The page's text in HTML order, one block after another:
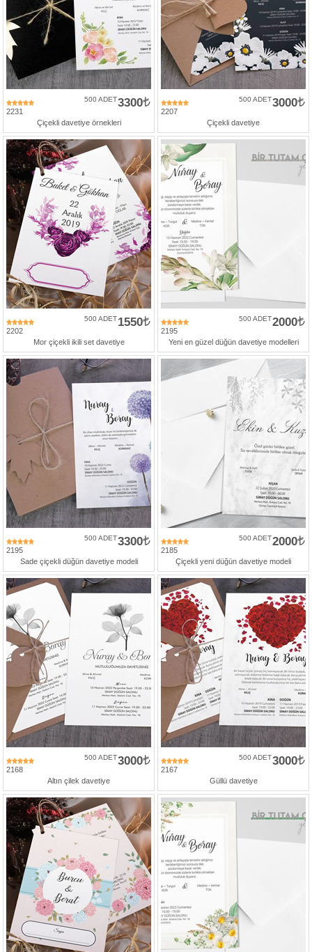
2231
3300
500 ADET
Çiçekli davetiye örnekleri
2207
3000
500 ADET
Çiçekli davetiye
2202
1550
500 ADET
Mor çiçekli ikili set davetiye
2195
2000
500 ADET
Yeni en güzel düğün davetiye modelleri
2195
3300
500 ADET
Sade çiçekli düğün davetiye modeli
2185
2000
500 ADET
Çiçekli yeni düğün davetiye modeli
2168
3000
500 ADET
Altın çilek davetiye
2167
3000
500 ADET
Güllü davetiye